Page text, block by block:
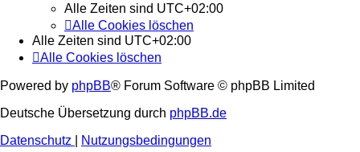
Alle Zeiten sind UTC+02:00
Alle Cookies löschen
Alle Zeiten sind UTC+02:00
Alle Cookies löschen
Powered by phpBB® Forum Software © phpBB Limited
Deutsche Übersetzung durch phpBB.de
Datenschutz
Nutzungsbedingungen